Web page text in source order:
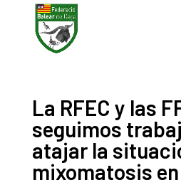
La RFEC y las
seguimos
atajar la
mixomatosis